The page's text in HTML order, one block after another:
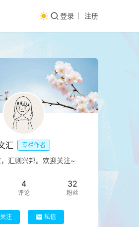
登录 注册
汇 专栏作者
汇则兴邦。欢迎关注~
4
评论
32
粉丝
关注 私信